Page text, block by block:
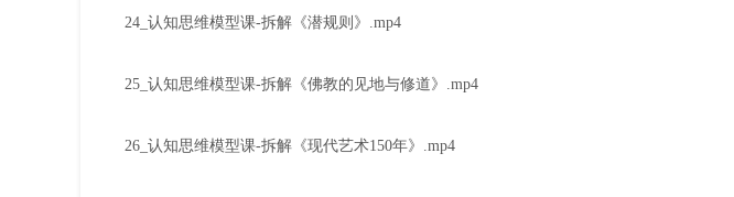
24_认知思维模型课-拆解《潜规则》.mp4
25_认知思维模型课-拆解《佛教的见地与修道》.mp4
26_认知思维模型课-拆解《现代艺术150年》.mp4